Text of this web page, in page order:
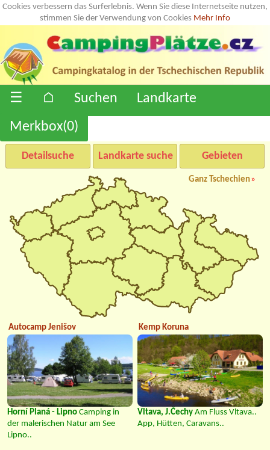
Cookies verbessern das Surferlebnis. Wenn Sie diese Internetseite nutzen,
stimmen Sie der Verwendung von Cookies Mehr Info
☰ ⌂ Suchen
Landkarte
Merkbox(0)
Detailsuche Landkarte suche Gebieten
Ganz Tschechien»
Autocamp Jenišov
Horní Planá - Lipno Camping in
der malerischen Natur am See
Lipno..
Kemp Koruna
Vltava, J.Čechy Am Fluss Vltava..
App, Hütten, Caravans..